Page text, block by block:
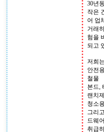
30년
작은
어 업
거래
험을
되고
저희
안전
철물
본드,
랜치
청소
그리
드웨
취급